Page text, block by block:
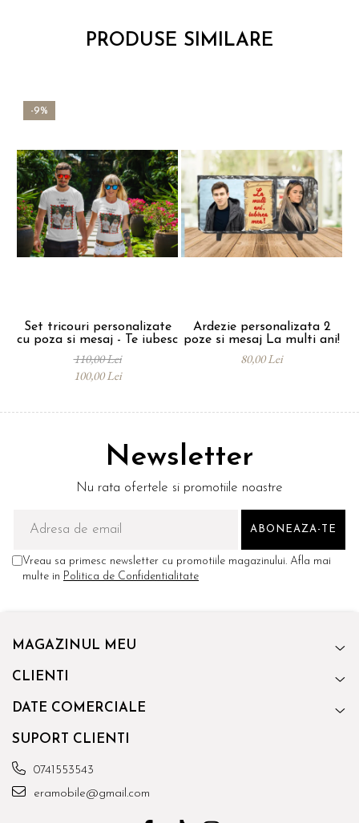
PRODUSE SIMILARE
-9%
Set tricouri personalizate
cu poza si mesaj - Te iubesc
110,00 Lei
100,00 Lei
Ardezie personalizata 2
poze si mesaj La multi ani!
80,00 Lei
Newsletter
Nu rata ofertele si promotiile noastre
Vreau sa primesc newsletter cu promotiile magazinului. Afla mai
multe in Politica de Confidentialitate
MAGAZINUL MEU
CLIENTI
DATE COMERCIALE
SUPORT CLIENTI
0741553543
eramobile@gmail.com